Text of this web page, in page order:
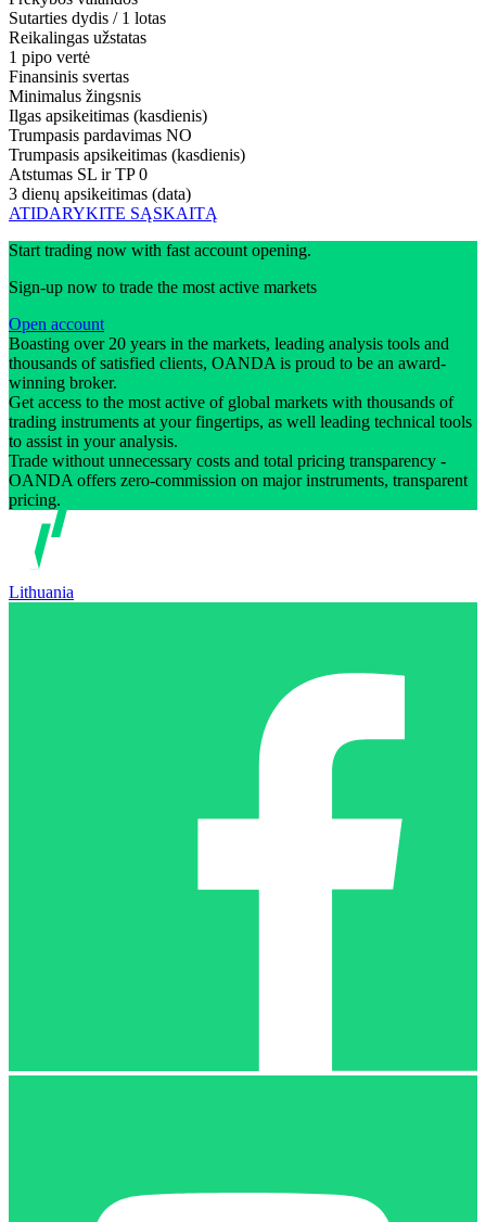
Sutarties dydis / 1 lotas
Reikalingas užstatas
1 pipo vertė
Finansinis svertas
Minimalus žingsnis
Ilgas apsikeitimas (kasdienis)
Trumpasis pardavimas NO
Trumpasis apsikeitimas (kasdienis)
Atstumas SL ir TP 0
3 dienų apsikeitimas (data)
ATIDARYKITE SĄSKAITĄ
Start trading now with fast account opening.
Sign-up now to trade the most active markets
Open account
Boasting over 20 years in the markets, leading analysis tools and
thousands of satisfied clients, OANDA is proud to be an award-
winning broker.
Get access to the most active of global markets with thousands of
trading instruments at your fingertips, as well leading technical tools
to assist in your analysis.
Trade without unnecessary costs and total pricing transparency -
OANDA offers zero-commission on major instruments, transparent
pricing.
Lithuania